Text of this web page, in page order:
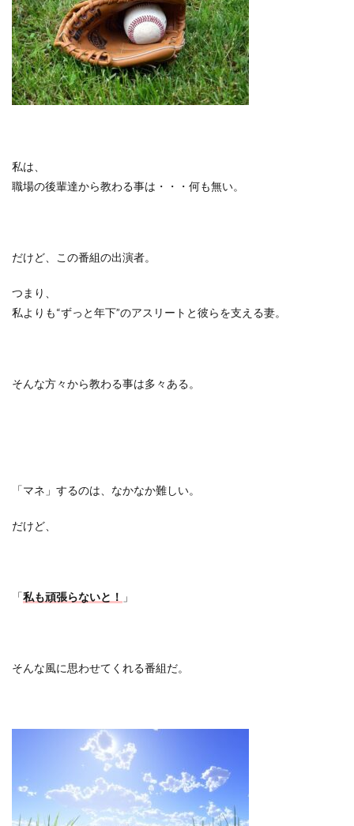
私は、
職場の後輩達から教わる事は・・・何も無い。
だけど、この番組の出演者。
つまり、
私よりも“ずっと年下”のアスリートと彼らを支える妻。
そんな方々から教わる事は多々ある。
「マネ」するのは、なかなか難しい。
だけど、
「私も頑張らないと！ 」
そんな風に思わせてくれる番組だ。